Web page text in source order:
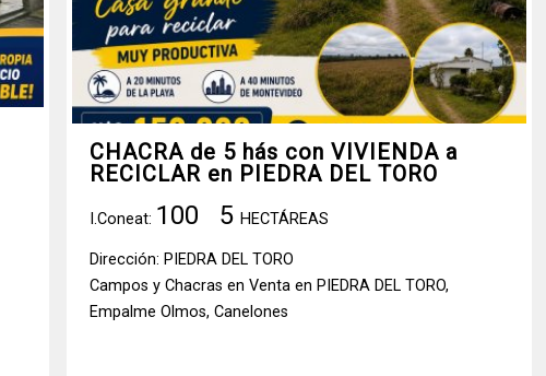
CHACRA de 5 hás con VIVIENDA a
RECICLAR en PIEDRA DEL TORO
I.Coneat: 100 5 HECTÁREAS
Dirección: PIEDRA DEL TORO
Campos y Chacras en Venta en PIEDRA DEL TORO,
Empalme Olmos, Canelones